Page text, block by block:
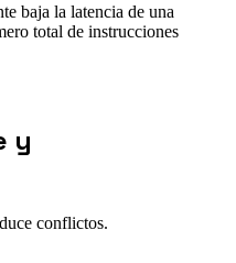
baja la latencia de una
total de instrucciones
y
conflictos.